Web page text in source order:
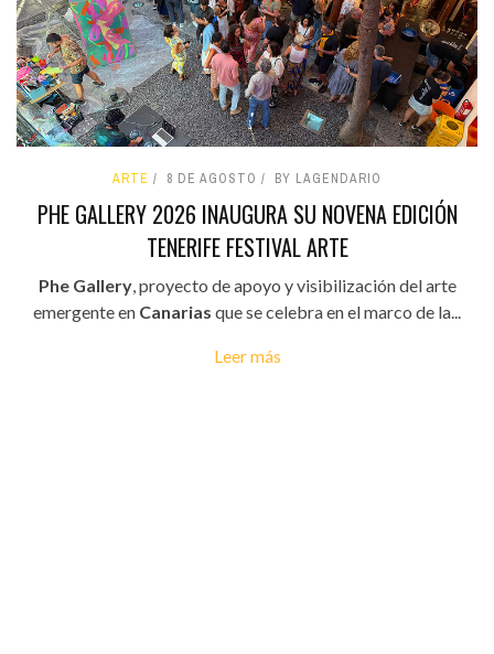
ARTE 8 DE AGOSTO BY LAGENDARIO
PHE GALLERY 2026 INAUGURA SU NOVENA EDICIÓN
TENERIFE FESTIVAL ARTE
Phe Gallery, proyecto de apoyo y visibilización del arte
emergente en Canarias que se celebra en el marco de la...
Leer más